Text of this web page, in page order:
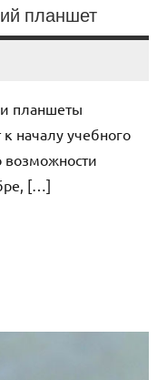
планшет
планшеты
началу учебного
возможности
[…]